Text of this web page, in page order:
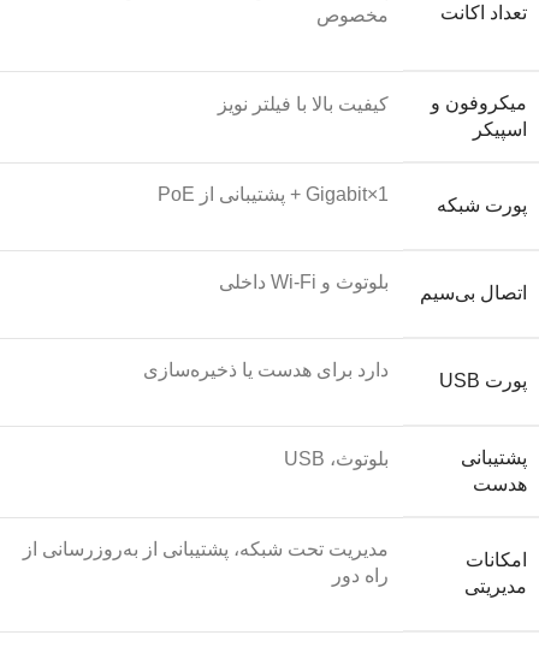
تعداد اکانت
مخصوص
میکروفون و
اسپیکر
کیفیت بالا با فیلتر نویز
پورت شبکه
1×Gigabit + پشتیبانی از PoE
اتصال بی‌سیم
بلوتوث و Wi‑Fi داخلی
پورت USB
دارد برای هدست یا ذخیره‌سازی
پشتیبانی
هدست
بلوتوث، USB
امکانات
مدیریتی
مدیریت تحت شبکه، پشتیبانی از به‌روزرسانی از
راه دور